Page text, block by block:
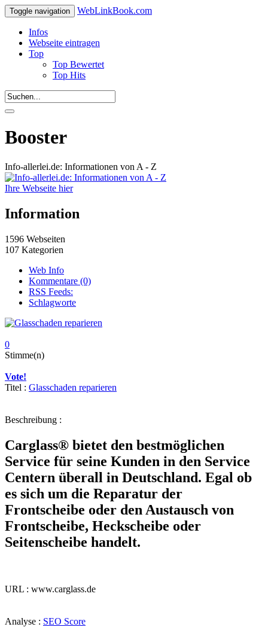
Toggle navigation WebLinkBook.com
Infos
Webseite eintragen
Top
Top Bewertet
Top Hits
Booster
Info-allerlei.de: Informationen von A - Z
Ihre Webseite hier
Information
1596 Webseiten
107 Kategorien
Web Info
Kommentare (0)
RSS Feeds:
Schlagworte
0
Stimme(n)
Vote!
Titel : Glasschaden reparieren
Beschreibung :
Carglass® bietet den bestmöglichen
Service für seine Kunden in den Service
Centern überall in Deutschland. Egal ob
es sich um die Reparatur der
Frontscheibe oder den Austausch von
Frontscheibe, Heckscheibe oder
Seitenscheibe handelt.
URL : www.carglass.de
Analyse : SEO Score